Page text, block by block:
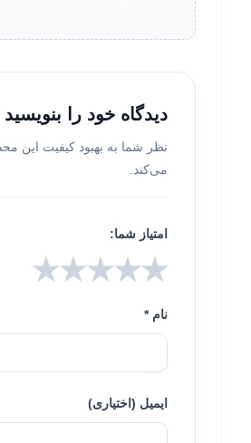
دیدگاه خود را بنویسید
نظر شما به بهبود کیفیت این
می‌کند.
امتیاز شما:
★★★★★
نام *
ایمیل (اختیاری)